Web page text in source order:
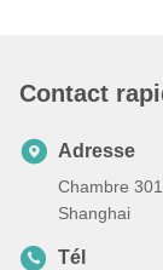
Contact
Adresse
Chambre
Shanghai
Tél